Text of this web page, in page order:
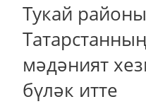
Тукай
мәдәният
бүләк итте